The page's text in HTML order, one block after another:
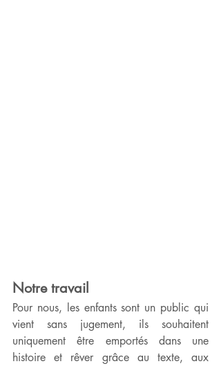
Notre travail
Pour nous, les enfants sont un public qui
vient sans jugement, ils souhaitent
uniquement être emportés dans une
histoire et rêver grâce au texte, aux